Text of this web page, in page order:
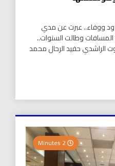
ود ووفاء.. عبرت عن مدي
المسافات وطالت السنوات..
الراشدي حفيد الرحال محمد